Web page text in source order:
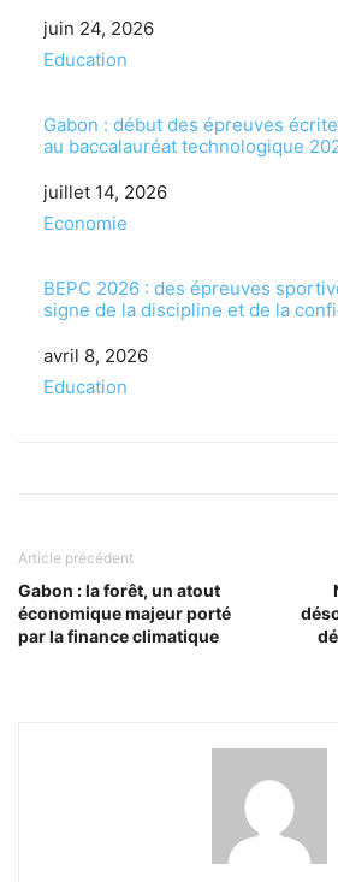
Date
juin 24, 2026
Par rapport à
Education
Gabon : début des épreuves
au baccalauréat technologique
Date
juillet 14, 2026
Par rapport à
Economie
BEPC 2026 : des épreuves
signe de la discipline et de la
Date
avril 8, 2026
Par rapport à
Education
Article précédent
Gabon : la forêt, un atout
économique majeur porté
par la finance climatique